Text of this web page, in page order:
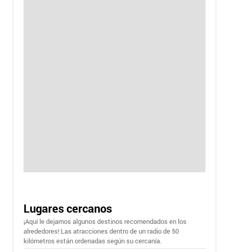
Lugares cercanos
¡Aquí le dejamos algunos destinos recomendados en los
alrededores! Las atracciones dentro de un radio de 50
kilómetros están ordenadas según su cercanía.